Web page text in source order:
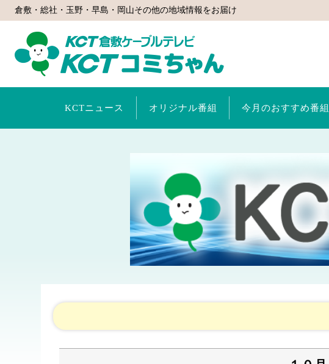
倉敷・総社・玉野・早島・岡山その他の地域情報をお届け
KCTニュース オリジナル番組 今月のおすすめ番組